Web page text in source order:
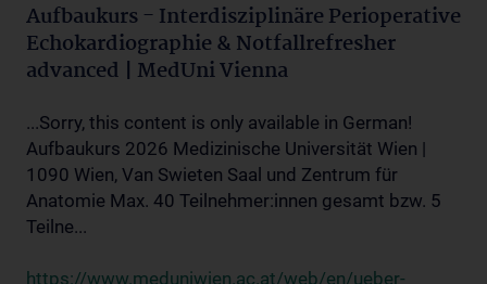
Aufbaukurs - Interdisziplinäre Perioperative
Echokardiographie & Notfallrefresher
advanced | MedUni Vienna
...Sorry, this content is only available in German!
Aufbaukurs 2026 Medizinische Universität Wien |
1090 Wien, Van Swieten Saal und Zentrum für
Anatomie Max. 40 Teilnehmer:innen gesamt bzw. 5
Teilne...
https://www.meduniwien.ac.at/web/en/ueber-